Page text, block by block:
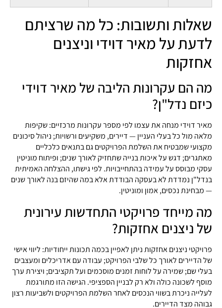
שאלות ותשובות: כל מה שרציתם
לדעת על מאיר דוידי וניצנים
אחזקות
מה הם עקרונות הליבה של מאיר דוידי
כיזם נדל"ן?
מאיר דוידי מנחה את עצמו לפי מספר עקרונות מרכזיים: שקיפות
מלאה מול כל בעלי העניין — דיירים, משקיעים ורשויות; ניהול סיכונים
מקצועי שמבטיח את השלמת הפרויקטים גם בתנאים כלכליים
מאתגרים; דגש על איכות בנייה שתחזיק לאורך שנים; ופיתוח מוניטין
עסקי מבוסס על עמידה בהתחייבויות. לפי גישתו, ההצלחה האמיתית
בנדל"ן נמדדת לא בעסקה הבודדת אלא במה שהיזם בנה לאורך שנים
— מבחינת נכסים, אמון ומוניטין.
מה מייחד פרויקטי התחדשות עירונית
של ניצנים אחזקות?
פרויקטי ניצנים אחזקות ניתן לאפיין בכמה תכונות ייחודיות: ליווי אישי
של הדיירים לאורך כל שלבי הפרויקט; עבודה עם אדריכלים ומעצבים
בעלי שם; שמירה על לוחות זמנים מוסכמים ועל תקציבים; ויצירת ערך
מוסף לשכונה כולה ולא רק לבניין הספציפי. הגישה הזו מתורגמת
לעלייה ניכרת בשווי הנכסים לאחר השלמת הפרויקטים ולשביעות רצון
גבוהה מצד הדיירים.